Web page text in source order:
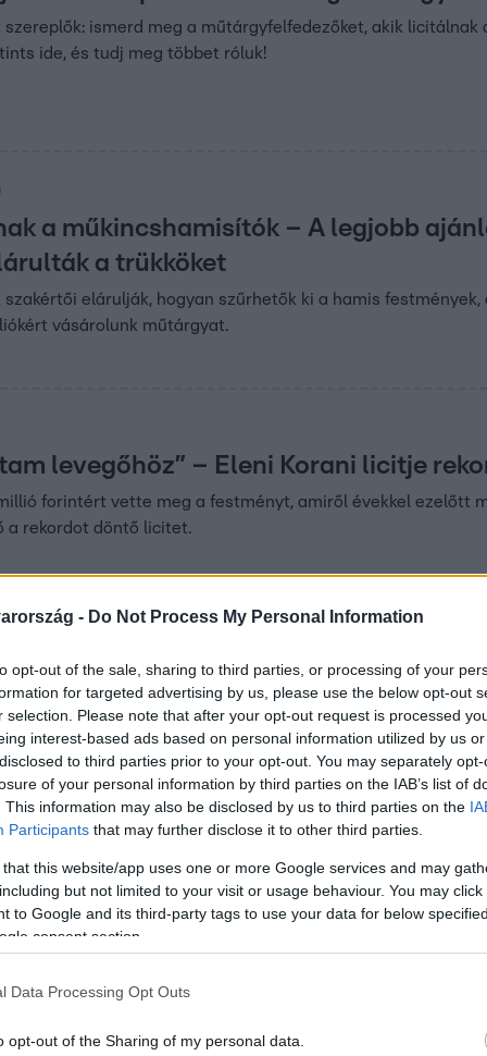
- Do Not Process My Personal Information
opt-out of the sale, sharing to third parties, or processing of your
for targeted advertising by us, please use the below opt-out
selection. Please note that after your opt-out request is processed
interest-based ads based on personal information utilized by us
to third parties prior to your opt-out. You may separately
of your personal information by third parties on the IAB’s list of
This information may also be disclosed by us to third parties on the
Participants that may further disclose it to other third parties.
that this website/app uses one or more Google services and may
but not limited to your visit or usage behaviour. You may
to Google and its third-party tags to use your data for below
consent section.
Data Processing Opt Outs
opt-out of the Sharing of my personal data.
ismerd meg a műtárgyfelfedezőket, akik licitálnak
ide, és tudj meg többet róluk!
a műkincshamisítók – A legjobb
a trükköket
elárulják, hogyan szűrhetők ki a hamis festmények,
vásárolunk műtárgyat.
levegőhöz” – Eleni Korani licitje
forintért vette meg a festményt, amiről évekkel ezelőtt
a rekordot döntő licitet.
a stúdióban: 4,5 millióért kelt el egy
4,5 millióért kelt el a cabrio, miközben műkincsek és
ajánlat negyedik részében.
Felfedezőket: 1 milliárdért adná el a
hatalmas Fischer-kerámia gyűjteményt hozott el A